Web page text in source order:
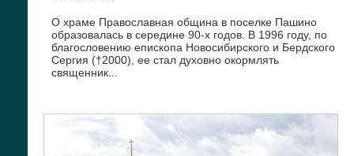
О храме Православная община в поселке Пашино
образовалась в середине 90-х годов. В 1996 году, по
благословению епископа Новосибирского и Бердского
Сергия (†2000), ее стал духовно окормлять
священник...